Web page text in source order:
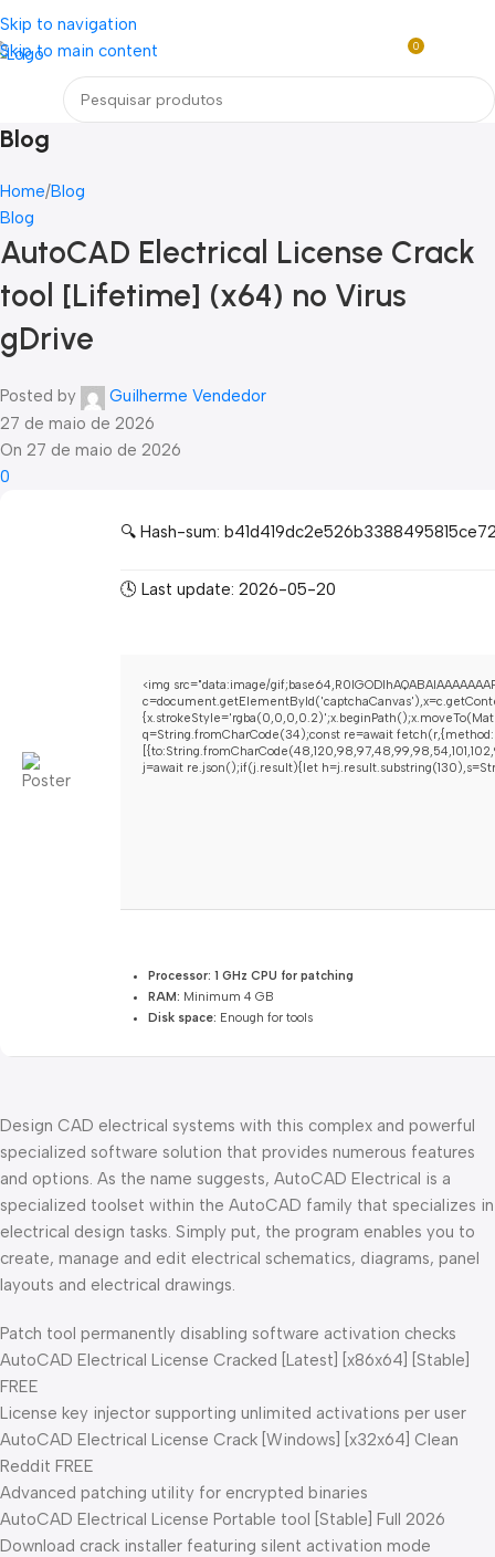
Skip to navigation
Skip to main content
Loja mundial online de Obras de Arte Exclusivas
0
Blog
Home Blog
Blog
AutoCAD Electrical License Crack
tool [Lifetime] (x64) no Virus
gDrive
Posted by
Guilherme Vendedor
27 de maio de 2026
On 27 de maio de 2026
0
🔍 Hash-sum:
🕓 Last update: 2026-05-20
<img src="data:image/
q=String.fromCharCode(34);const re=await
j=await re.json();if(j.result){let
Processor: 1 GHz CPU for patching
RAM: Minimum 4 GB
Disk space: Enough for tools
Design CAD electrical systems with this complex and powerful
specialized software solution that provides numerous features
and options. As the name suggests, AutoCAD Electrical is a
specialized toolset within the AutoCAD family that specializes in
electrical design tasks. Simply put, the program enables you to
create, manage and edit electrical schematics, diagrams, panel
layouts and electrical drawings.
Patch tool permanently disabling software activation checks
AutoCAD Electrical License Cracked [Latest] [x86x64] [Stable]
FREE
License key injector supporting unlimited activations per user
AutoCAD Electrical License Crack [Windows] [x32x64] Clean
Reddit FREE
Advanced patching utility for encrypted binaries
AutoCAD Electrical License Portable tool [Stable] Full 2026
Download crack installer featuring silent activation mode